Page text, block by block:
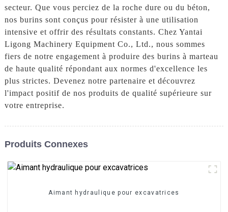
secteur. Que vous perciez de la roche dure ou du béton,
nos burins sont conçus pour résister à une utilisation
intensive et offrir des résultats constants. Chez Yantai
Ligong Machinery Equipment Co., Ltd., nous sommes
fiers de notre engagement à produire des burins à marteau
de haute qualité répondant aux normes d'excellence les
plus strictes. Devenez notre partenaire et découvrez
l'impact positif de nos produits de qualité supérieure sur
votre entreprise.
Produits Connexes
Aimant hydraulique pour excavatrices